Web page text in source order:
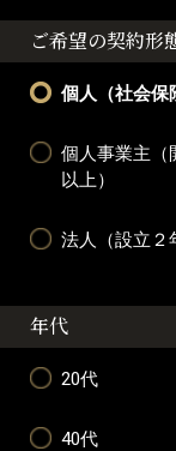
ご希望の契約形
個人（社会保
個人事業主（
以上）
法人（設立２
年代
20代
40代